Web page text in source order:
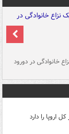
خانوادگی در دورود
اروپا را دارد